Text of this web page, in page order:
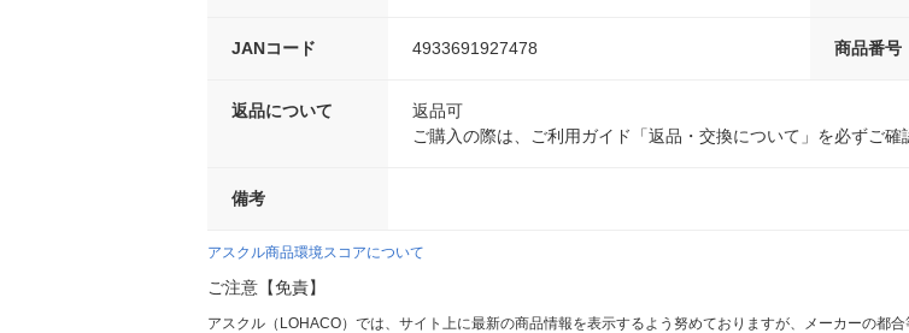
JANコード 4933691927478 商品番号
返品について
返品可
ご購入の際は、ご利用ガイド「返品・交換について」を必ずご確
備考
アスクル商品環境スコアについて
ご注意【免責】
アスクル（LOHACO）では、サイト上に最新の商品情報を表示するよう努めておりますが、メーカーの都